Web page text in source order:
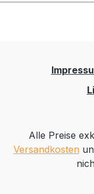
Alle Preise
Versandkosten